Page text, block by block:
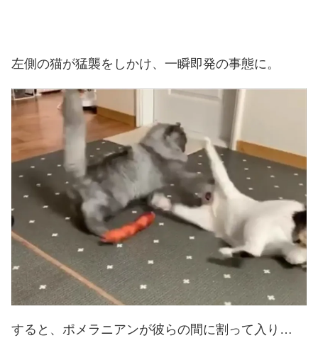
左側の猫が猛襲をしかけ、一瞬即発の事態に。
すると、ポメラニアンが彼らの間に割って入り…